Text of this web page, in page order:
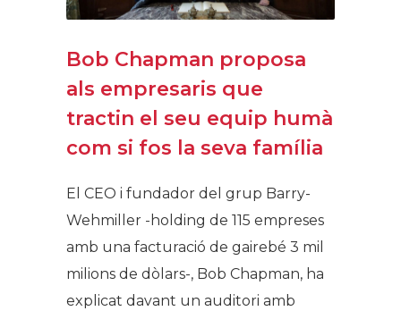
Bob Chapman proposa
als empresaris que
tractin el seu equip humà
com si fos la seva família
El CEO i fundador del grup Barry-
Wehmiller -holding de 115 empreses
amb una facturació de gairebé 3 mil
milions de dòlars-, Bob Chapman, ha
explicat davant un auditori amb